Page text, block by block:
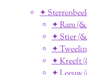
✦
✦ Ram (&
✦ Stier (&
✦
✦ Kreeft